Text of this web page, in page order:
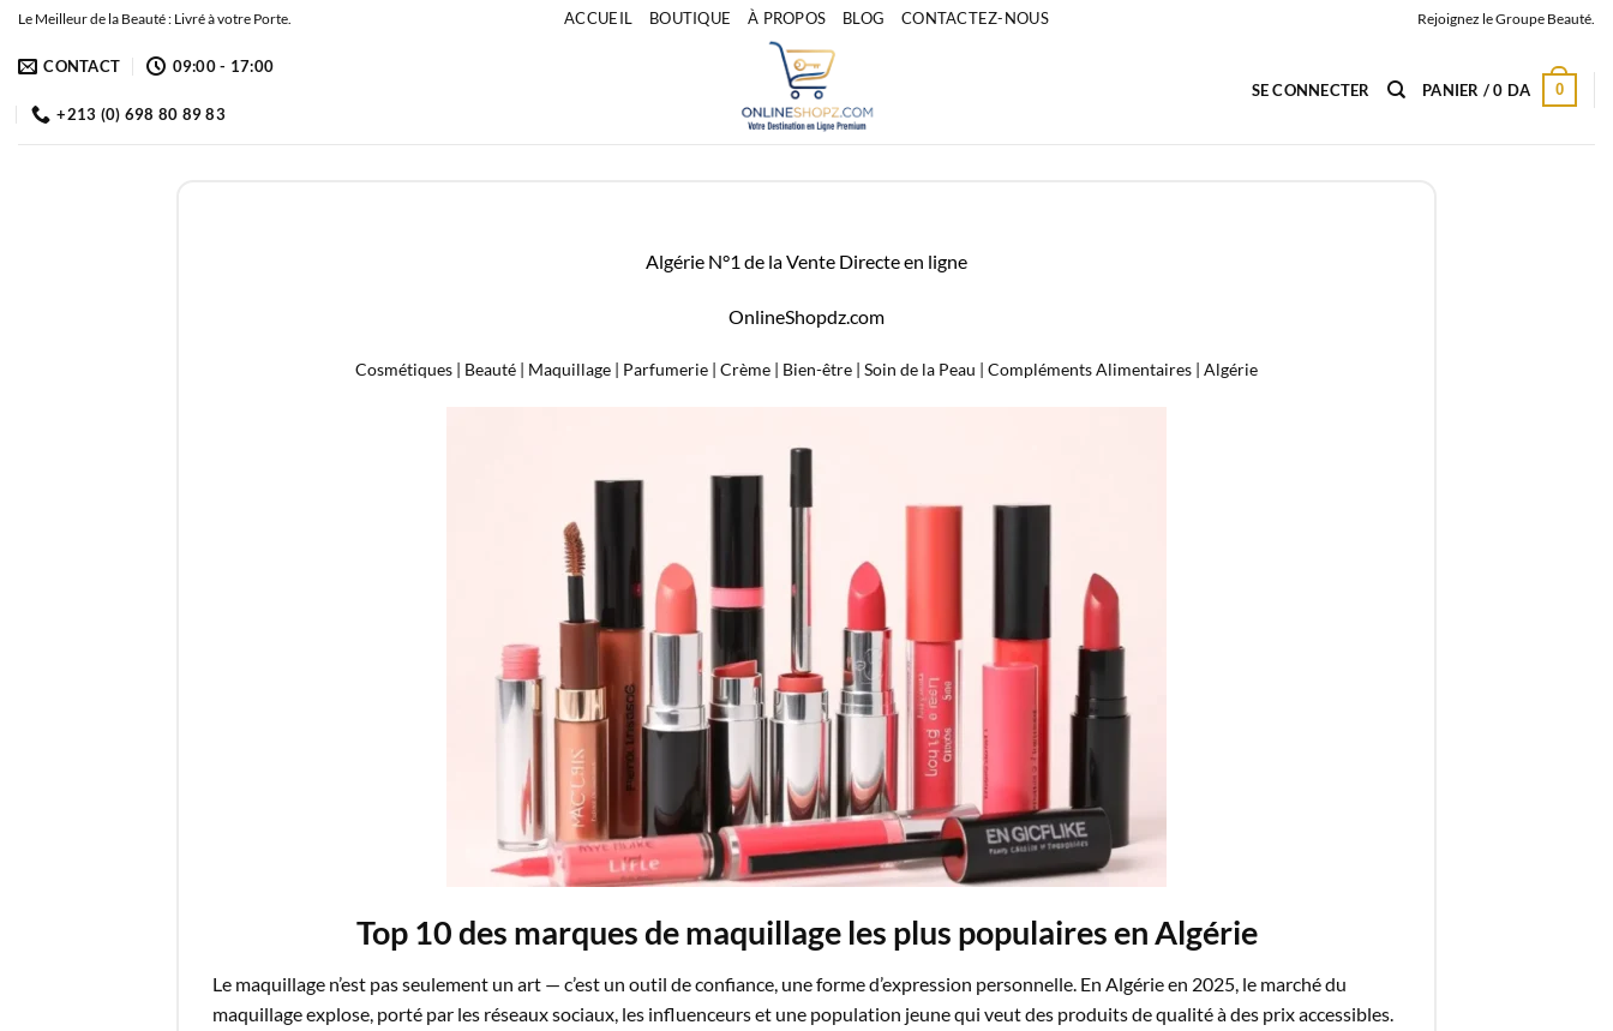
Passer
contenu
Le Meilleur de la Beauté : Livré à votre Porte. ACCUEIL BOUTIQUE À PROPOS BLOG CONTACTEZ-NOUS Rejoignez le Groupe Beauté.
CONTACT 09:00 - 17:00
+213 (0) 698 80 89 83
SE CONNECTER PANIER /0 DA 0
Algérie N°1 de la Vente Directe en ligne
OnlineShopdz.com
Cosmétiques | Beauté | Maquillage | Parfumerie | Crème | Bien-être | Soin de la Peau | Compléments Alimentaires | Algérie
Top 10 des marques de maquillage les plus populaires en Algérie
Le maquillage n’est pas seulement un art — c’est un outil de confiance, une forme d’expression personnelle. En Algérie en 2025, le marché du
maquillage explose, porté par les réseaux sociaux, les influenceurs et une population jeune qui veut des produits de qualité à des prix accessibles.